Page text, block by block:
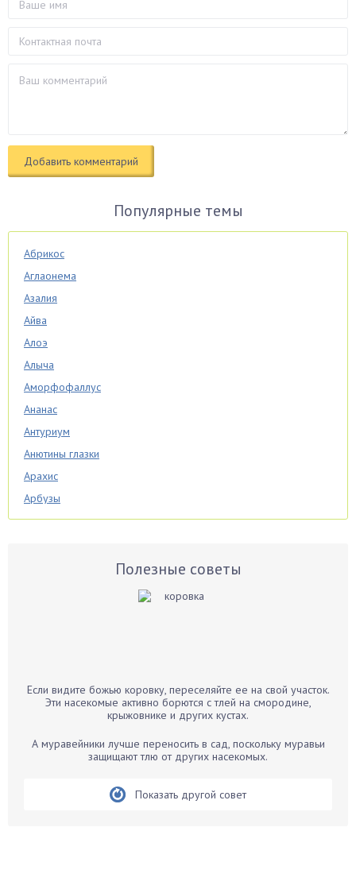
Популярные темы
Абрикос
Аглаонема
Азалия
Айва
Алоэ
Алыча
Аморфофаллус
Ананас
Антуриум
Анютины глазки
Арахис
Арбузы
Аспарагус
Бархатцы
Белые грибы
Полезные советы
Если видите божью коровку, переселяйте ее на свой участок.
Эти насекомые активно борются с тлей на смородине,
крыжовнике и других кустах.
А муравейники лучше переносить в сад, поскольку муравьи
защищают тлю от других насекомых.
Показать другой совет